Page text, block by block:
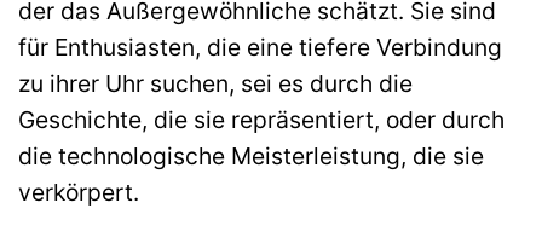
der das Außergewöhnliche schätzt. Sie sind
für Enthusiasten, die eine tiefere Verbindung
zu ihrer Uhr suchen, sei es durch die
Geschichte, die sie repräsentiert, oder durch
die technologische Meisterleistung, die sie
verkörpert.